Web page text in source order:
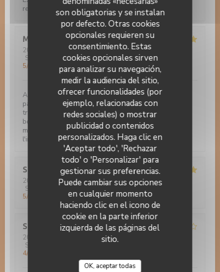
son obligatorias y se instalan
por defecto. Otras cookies
opcionales requieren su
consentimiento. Estas
cookies opcionales sirven
para analizar su navegación,
medir la audiencia del sitio,
ofrecer funcionalidades (por
ejemplo, relacionadas con
redes sociales) o mostrar
publicidad o contenidos
personalizados. Haga clic en
'Aceptar todo', 'Rechazar
todo' o 'Personalizar' para
gestionar sus preferencias.
Puede cambiar sus opciones
en cualquier momento
haciendo clic en el icono de
cookie en la parte inferior
izquierda de las páginas del
sitio.
OK, aceptar todas
recommander...
Michèle
2022-10-12
- 19:30 - Invitados 3
Servicio
Ambiente :5/5 Menú:5 /5 Calidad / Precio
5/5
Acceil très professionnelle et chaleureuse par le
patron. Tout est fait maison. Excellente cuisine
traditionnelle, tartes flambées, souris d'agneau, gibier,
boeuf tout est merveilleux. Les desserts sont divin -
même si vous n'avez plus faim il ne faut pas faire
l'impasse. Je conseil fortement.
Sandra
2022-10-11- 12:00 - Invitados 2
Servicio
: /5 /5 Calidad / Precio
5/5
Stefanie
P
2022-10-04
- 19:00 - Invitados 4
Servicio
4/5
Auberge Au Cheval Blanc